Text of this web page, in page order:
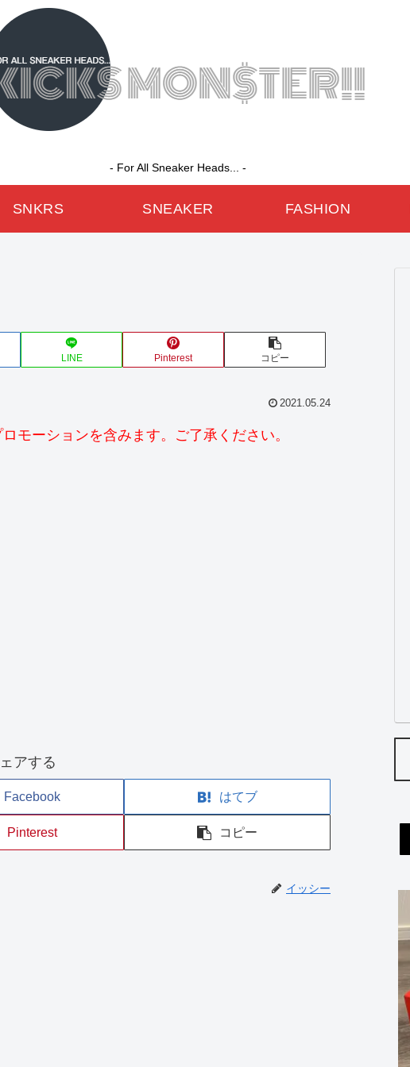
- For All Sneaker Heads... -
SNKRS SNEAKER FASHION
LINE Pinterest コピー
2021.05.24
モーションを含みます。ご了承ください。
アする
Facebook はてブ
Pinterest コピー
イッシー